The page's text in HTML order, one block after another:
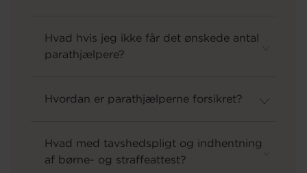
Hvad hvis jeg ikke får det ønskede antal
parathjælpere?
Hvordan er parathjælperne forsikret?
Hvad med tavshedspligt og indhentning
af børne- og straffeattest?